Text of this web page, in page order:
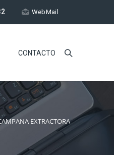
WebMail
CONTACTO
EXTRACTORA